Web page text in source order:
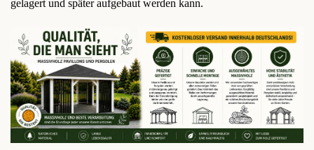
gelagert und später aufgebaut werden kann.